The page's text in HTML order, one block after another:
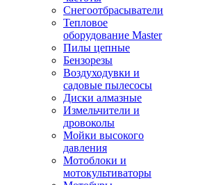
Снегоотбрасыватели
Тепловое
оборудование Master
Пилы цепные
Бензорезы
Воздуходувки и
садовые пылесосы
Диски алмазные
Измельчители и
дровоколы
Мойки высокого
давления
Мотоблоки и
мотокультиваторы